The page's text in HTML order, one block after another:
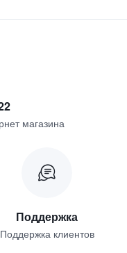
магазина
Поддержка
Поддержка клиентов